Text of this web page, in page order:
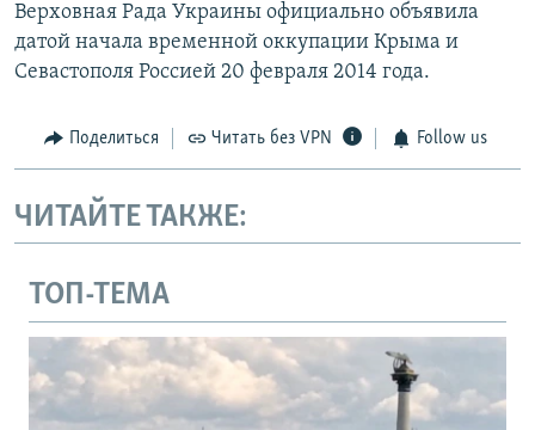
Верховная Рада Украины официально объявила
датой начала временной оккупации Крыма и
Севастополя Россией 20 февраля 2014 года.
Поделиться Читать без VPN Follow us
ЧИТАЙТЕ ТАКЖЕ:
ТОП-ТЕМА